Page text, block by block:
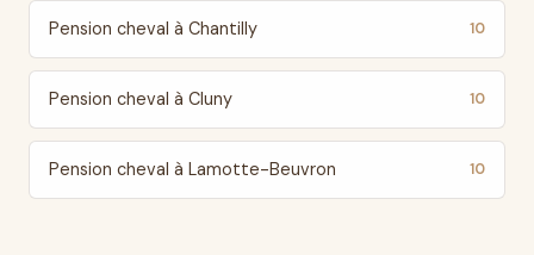
Pension cheval à Chantilly 10
Pension cheval à Cluny 10
Pension cheval à Lamotte-Beuvron 10